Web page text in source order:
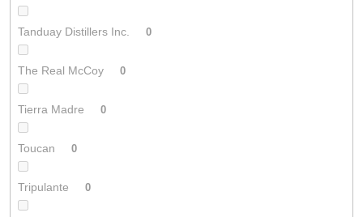
Tanduay Distillers Inc. 0
The Real McCoy 0
Tierra Madre 0
Toucan 0
Tripulante 0